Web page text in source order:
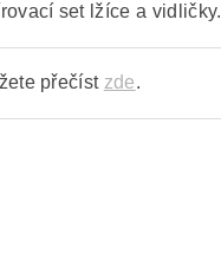
set lžíce a vidličky.
přečíst zde.